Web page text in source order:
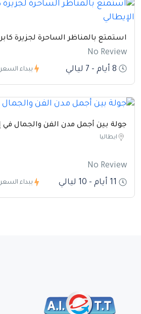
استمتع بالمناظر الساحرة لجزيرة
No Review
يبداء
جولة بين أجمل مدن الفن والجمال في
ايطاليا
No Review
يبداء